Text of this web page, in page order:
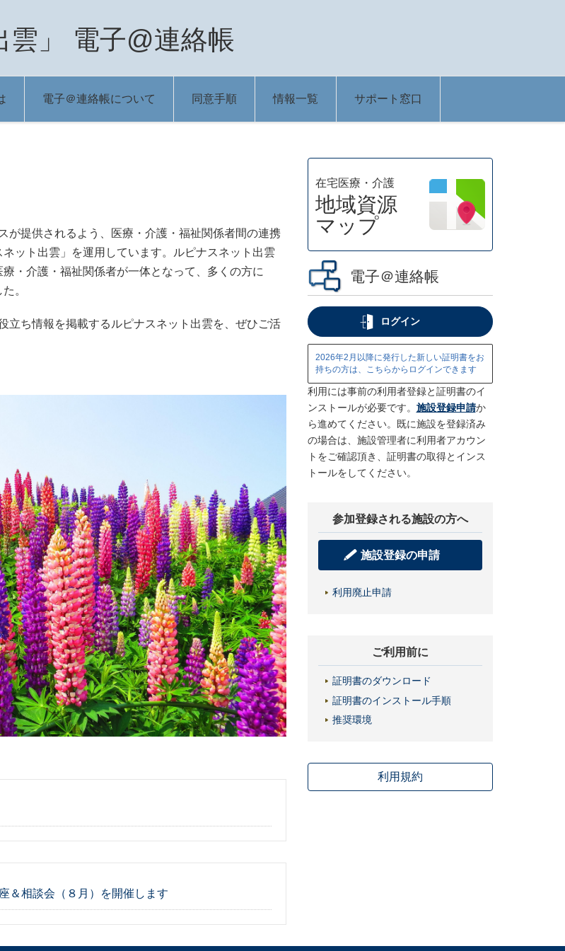
雲」 電子@連絡帳
電子＠連絡帳について 同意手順 情報一覧 サポート窓口
が提供されるよう、医療・介護・福祉関係者間の連携
ット出雲」を運用しています。ルピナスネット出雲
・介護・福祉関係者が一体となって、多くの方に
。
立ち情報を掲載するルピナスネット出雲を、ぜひご活
＆相談会（８月）を開催します
在宅医療・介護
地域資源
マップ
電子＠連絡帳
ログイン
2026年2月以降に発行した新しい証明書をお
持ちの方は、こちらからログインできます
利用には事前の利用者登録と証明書のイ
ンストールが必要です。 施設登録申請か
ら進めてください。既に施設を登録済み
の場合は、施設管理者に利用者アカウン
トをご確認頂き、証明書の取得とインス
トールをしてください。
参加登録される施設の方へ
施設登録の申請
利用廃止申請
ご利用前に
証明書のダウンロード
証明書のインストール手順
推奨環境
利用規約